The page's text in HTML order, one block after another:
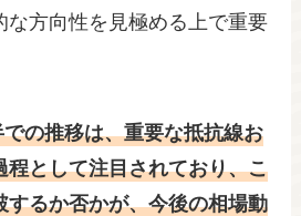
な方向性を見極める上で重要
の推移は、重要な抵抗線お
程として注目されており、こ
するか否かが、今後の相場動